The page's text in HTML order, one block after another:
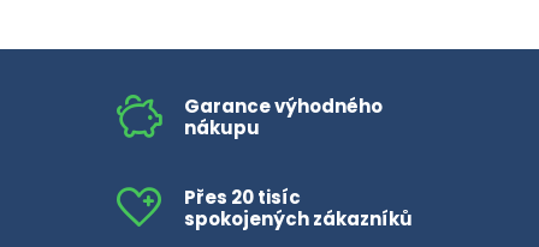
Garance výhodného
nákupu
Přes 20 tisíc
spokojených zákazníků